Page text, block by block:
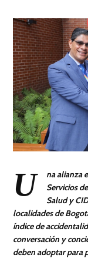
U
na alianza
Servicios
Salud y
localidades de
índice de
conversación y
deben adoptar para